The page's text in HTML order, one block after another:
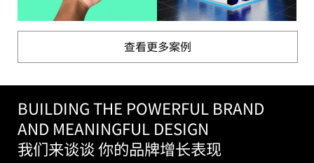
查看更多案例
BUILDING THE POWERFUL BRAND
AND MEANINGFUL DESIGN
我们来谈谈 你的品牌增长表现